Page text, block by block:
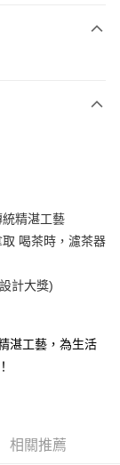
須另外申請。
轉到大哥付的交易
，確認付款後即完
精湛工藝
喝茶時，濾茶器
計大獎)
湛工藝，為生活
相關推薦